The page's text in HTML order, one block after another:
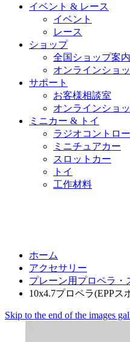
イベント & レース
イベント
レース
ショップ
全国ショップ案内
オンラインショ
サポート
お客様相談室
オンラインショ
ミニカー & トイ
ラジオコントロ
ミニチュアカー
スロットカー
トイ
工作材料
ホーム
アクセサリー
プレーン用プロペラ・
10x4.7プロペラ(EPPス
Skip to the end of the images